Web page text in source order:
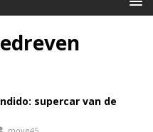
supercar van de